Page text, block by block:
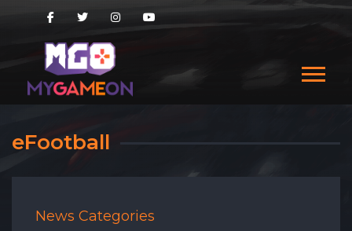
eFootball
News Categories